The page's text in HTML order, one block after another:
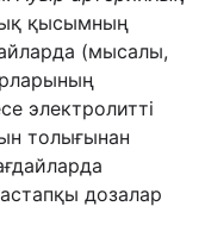
қысымның
(мысалы,
электролитті
толығынан
дозалар